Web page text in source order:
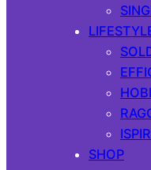
SHOP